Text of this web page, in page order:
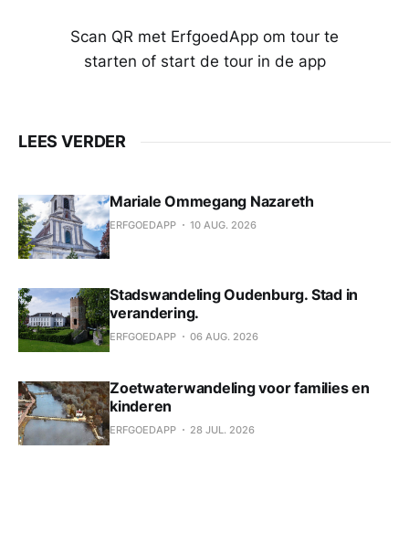
Scan QR met ErfgoedApp om tour te
starten of start de tour in de app
LEES VERDER
Mariale Ommegang Nazareth
ERFGOEDAPP 10 AUG. 2026
Stadswandeling Oudenburg. Stad in
verandering.
ERFGOEDAPP 06 AUG. 2026
Zoetwaterwandeling voor families en
kinderen
ERFGOEDAPP 28 JUL. 2026